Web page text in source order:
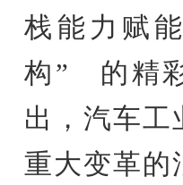
栈能力赋
构” 的精
出，汽车工
重大变革的